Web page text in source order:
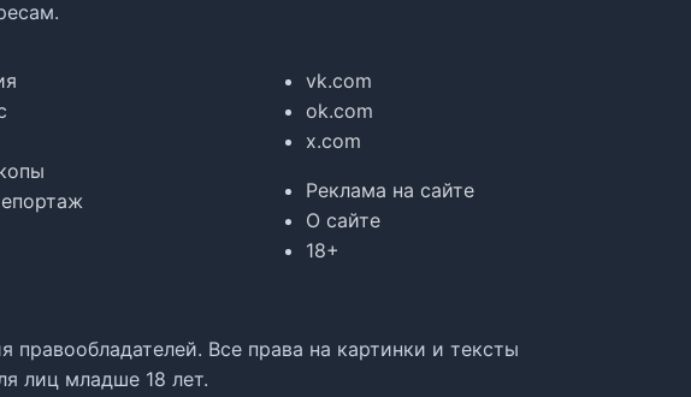
vk.com
ok.com
x.com
Реклама на сайте
О сайте
18+
Все права на картинки и тексты
лиц младше 18 лет.